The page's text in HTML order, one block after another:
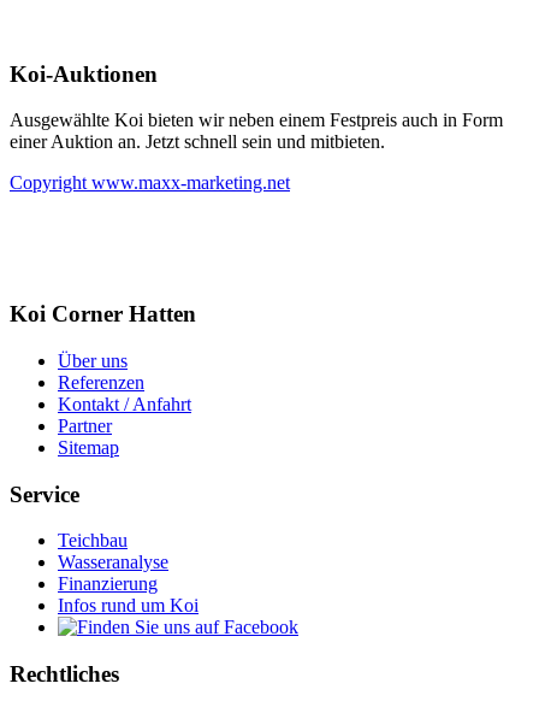
Koi-Auktionen
Ausgewählte Koi bieten wir neben einem Festpreis auch in Form
einer Auktion an. Jetzt schnell sein und mitbieten.
Copyright www.maxx-marketing.net
Koi Corner Hatten
Über uns
Referenzen
Kontakt / Anfahrt
Partner
Sitemap
Service
Teichbau
Wasseranalyse
Finanzierung
Infos rund um Koi
Rechtliches